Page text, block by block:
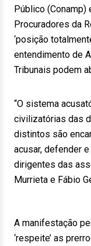
Público (Conamp)
Procuradores da
‘posição
entendimento de
Tribunais podem
“O sistema
civilizatórias das
distintos são
acusar, defender
dirigentes das
Murrieta e Fábio
A manifestação
‘respeite’ as